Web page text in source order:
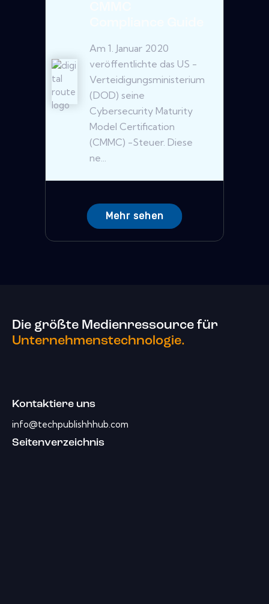
Am 1. Januar 2020
veröffentlichte das US -
Verteidigungsministerium
(DOD) seine
Cybersecurity Maturity
Model Certification
(CMMC) -Steuer. Diese
ne...
Mehr sehen
Die größte Medienressource für
Unternehmenstechnologie.
Kontaktiere uns
info@techpublishhhub.com
Seitenverzeichnis